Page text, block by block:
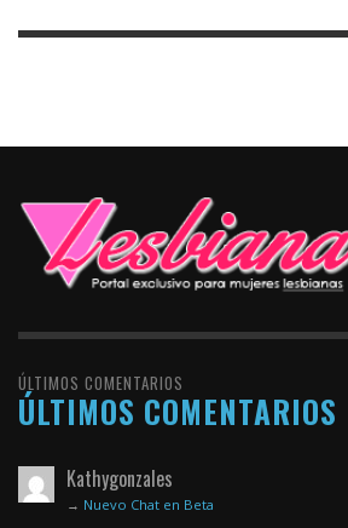
ÚLTIMOS COMENTARIOS
ÚLTIMOS COMENTARIOS
Kathygonzales
→ Nuevo Chat en Beta